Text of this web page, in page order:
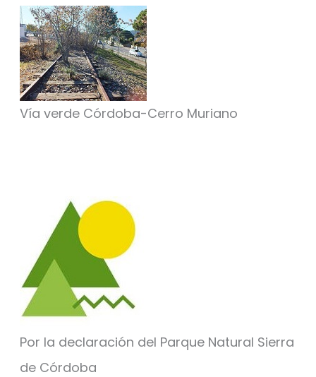
Vía verde Córdoba-Cerro Muriano
Por la declaración del Parque Natural Sierra
de Córdoba